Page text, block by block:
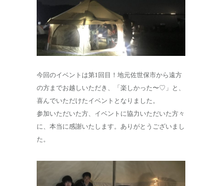
今回のイベントは第1回目！地元佐世保市から遠方
の方までお越しいただき、「楽しかった〜♡」と、
喜んでいただけたイベントとなりました。
参加いただいた方、イベントに協力いただいた方々
に、本当に感謝いたします。ありがとうございまし
た。